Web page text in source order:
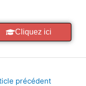
Cliquez ici
précédent